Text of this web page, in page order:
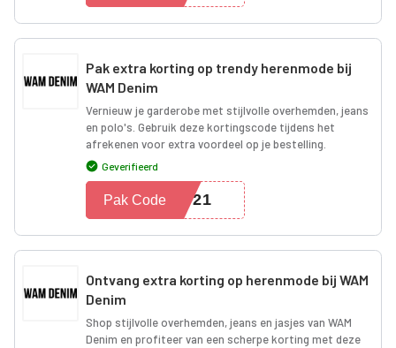
Pak extra korting op trendy herenmode bij
WAM Denim
Vernieuw je garderobe met stijlvolle overhemden, jeans
en polo's. Gebruik deze kortingscode tijdens het
afrekenen voor extra voordeel op je bestelling.
Geverifieerd
2021
Pak Code
Ontvang extra korting op herenmode bij WAM
Denim
Shop stijlvolle overhemden, jeans en jasjes van WAM
Denim en profiteer van een scherpe korting met deze